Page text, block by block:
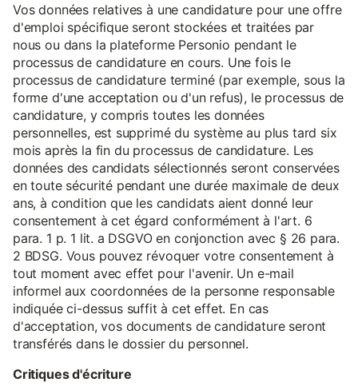
Vos données relatives à une candidature pour une offre
d'emploi spécifique seront stockées et traitées par
nous ou dans la plateforme Personio pendant le
processus de candidature en cours. Une fois le
processus de candidature terminé (par exemple, sous la
forme d'une acceptation ou d'un refus), le processus de
candidature, y compris toutes les données
personnelles, est supprimé du système au plus tard six
mois après la fin du processus de candidature. Les
données des candidats sélectionnés seront conservées
en toute sécurité pendant une durée maximale de deux
ans, à condition que les candidats aient donné leur
consentement à cet égard conformément à l'art. 6
para. 1 p. 1 lit. a DSGVO en conjonction avec § 26 para.
2 BDSG. Vous pouvez révoquer votre consentement à
tout moment avec effet pour l'avenir. Un e-mail
informel aux coordonnées de la personne responsable
indiquée ci-dessus suffit à cet effet. En cas
d'acceptation, vos documents de candidature seront
transférés dans le dossier du personnel.
Critiques d'écriture